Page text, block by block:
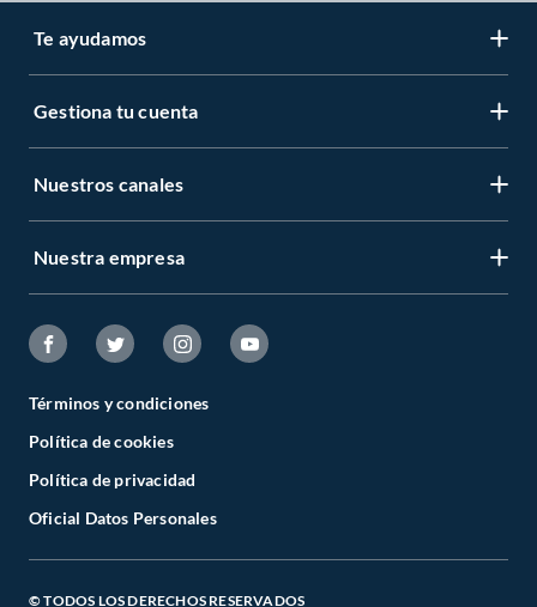
Te ayudamos
Gestiona tu cuenta
Nuestros canales
Nuestra empresa
Términos y condiciones
Política de cookies
Política de privacidad
Oficial Datos Personales
© TODOS LOS DERECHOS RESERVADOS